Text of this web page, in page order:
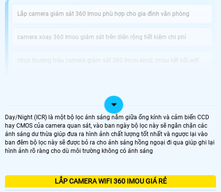
Lắp camera giám sát 360 Imou phù hợp cho gia đình văn phòng
camera xoay 360 Imou giám sát trên diên rộng tiết kiệm chi phí
chọn thương hiệu camera giám sát 360 Imou ezviz, imou kết nối wifi
Lắp camera quan sát 360 Imou có nhiều ưu điểm và chức năng vượt trội
1: Tính năng quay hình 360 Imou độ:Camera WiFi 360 có thể quay hình toàn
cảnh 360 Imou độ, giúp bạn không bỏ sót bất kỳ góc nhìn nào trong khoảng
cách xem phục vụ nhu cầu giám sát trực tiếp hiệu quả trên điện thoại máy tính.
2: Đàm thoại hai chiều:Với tính năng thu âm và phát âm thanh nhờ micro và
loa tích hợp trên camera 360 Imou bạn có thể giao tiếp trực tiếp với người được
3: Chất lượng hình ảnh cao:Camera wifi 360 Imou là camera sử dụng công
nghê IP có độ phân giải Full HD,chính vì vây hình ảnh sắc nét và chi tiết dù
Day/Night (ICR) là một bộ lọc ánh sáng nằm giữa ống kính và cảm biến CCD
hay CMOS của camera quan sát, vào ban ngày bộ lọc này sẽ ngăn chặn các
ánh sáng dư thừa giúp đưa ra hình ảnh chất lượng tốt nhất và ngược lại vào
ban đêm bộ lọc này sẽ được bỏ ra cho ánh sáng hồng ngoại đi qua giúp ghi lại
hình ảnh rõ ràng cho dù môi trường không có ánh sáng
LẮP CAMERA WIFI 360 IMOU GIÁ RẺ